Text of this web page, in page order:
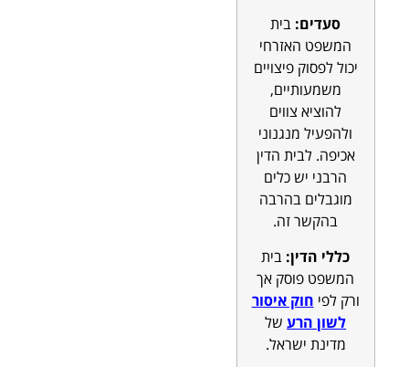
סעדים: בית
המשפט האזרחי
יכול לפסוק פיצויים
משמעותיים,
להוציא צווים
ולהפעיל מנגנוני
אכיפה. לבית הדין
הרבני יש כלים
מוגבלים בהרבה
בהקשר זה.
כללי הדין: בית
המשפט פוסק אך
ורק לפי חוק איסור
לשון הרעשל
מדינת ישראל.